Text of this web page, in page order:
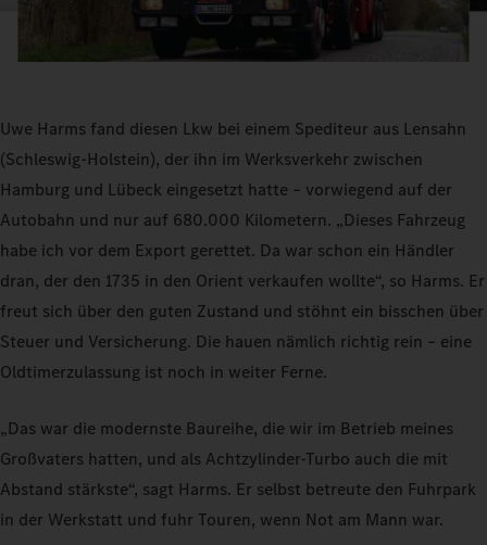
Uwe Harms fand diesen Lkw bei einem Spediteur aus Lensahn
(Schleswig-Holstein), der ihn im Werksverkehr zwischen
Hamburg und Lübeck eingesetzt hatte – vorwiegend auf der
Autobahn und nur auf 680.000 Kilometern. „Dieses Fahrzeug
habe ich vor dem Export gerettet. Da war schon ein Händler
dran, der den 1735 in den Orient verkaufen wollte“, so Harms. Er
freut sich über den guten Zustand und stöhnt ein bisschen über
Steuer und Versicherung. Die hauen nämlich richtig rein – eine
Oldtimerzulassung ist noch in weiter Ferne.
„Das war die modernste Baureihe, die wir im Betrieb meines
Großvaters hatten, und als Achtzylinder-Turbo auch die mit
Abstand stärkste“, sagt Harms. Er selbst betreute den Fuhrpark
in der Werkstatt und fuhr Touren, wenn Not am Mann war.